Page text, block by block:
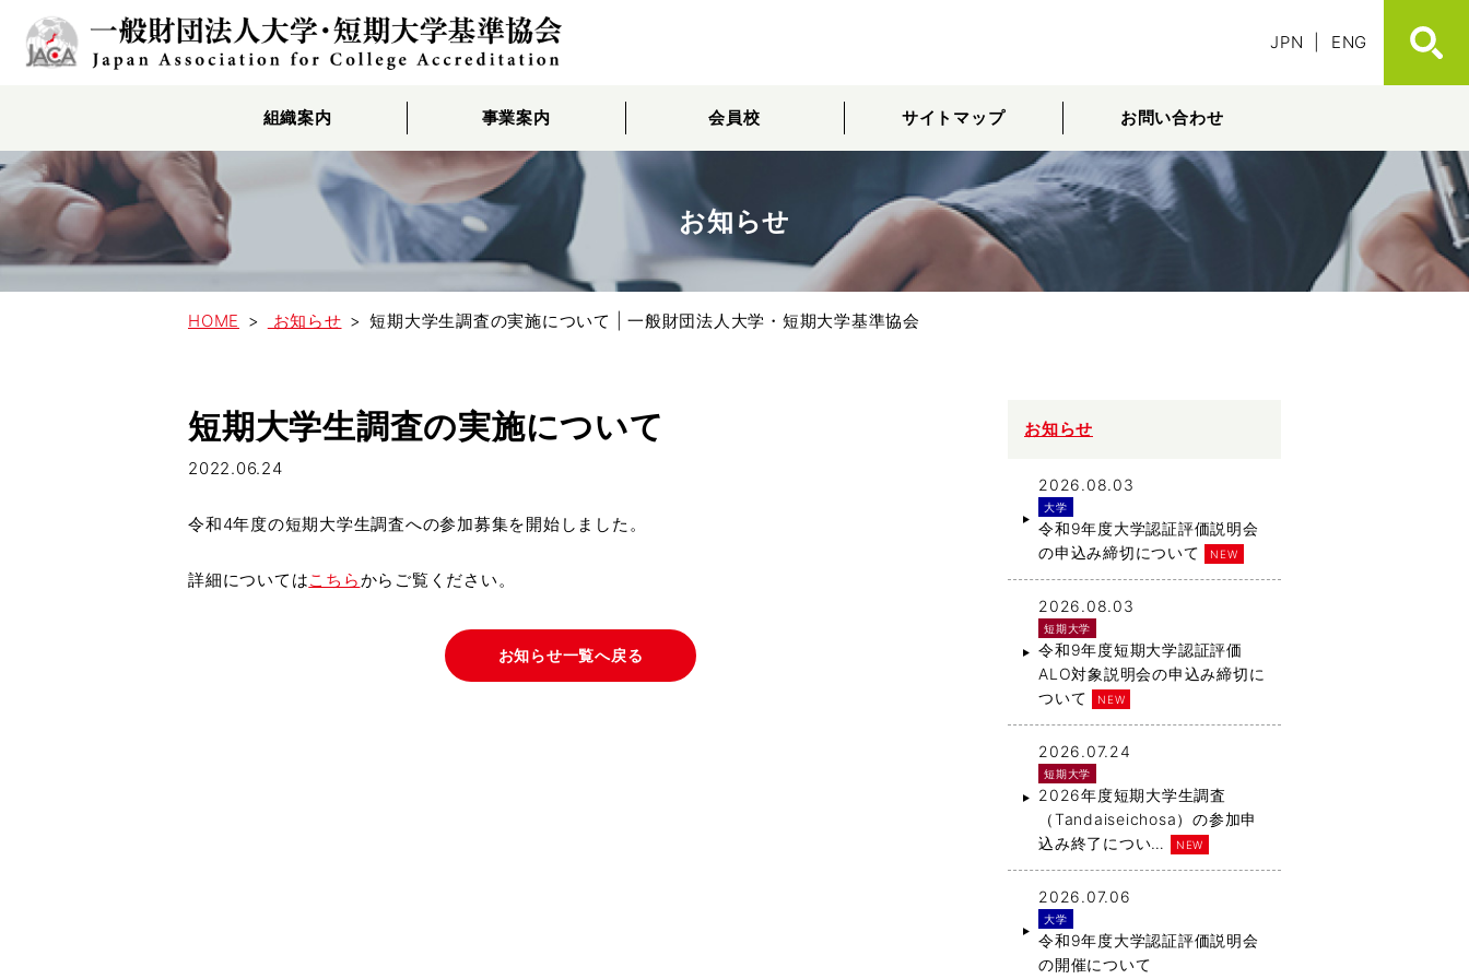
JPN ENG
組織案内 事業案内 会員校 サイトマップ お問い合わせ
お知らせ
HOME お知らせ 短期大学生調査の実施について | 一般財団法人大学・短期大学基準協会
短期大学生調査の実施について
2022.06.24
令和4年度の短期大学生調査への参加募集を開始しました。
詳細についてはこちらからご覧ください。
お知らせ一覧へ戻る
お知らせ
2026.08.03
大学
令和9年度大学認証評価説明会
の申込み締切について
NEW
2026.08.03
短期大学
令和9年度短期大学認証評価
ALO対象説明会の申込み締切に
ついて
NEW
2026.07.24
短期大学
2026年度短期大学生調査
（Tandaiseichosa）の参加申
込み終了につい…
NEW
2026.07.06
大学
令和9年度大学認証評価説明会
の開催について